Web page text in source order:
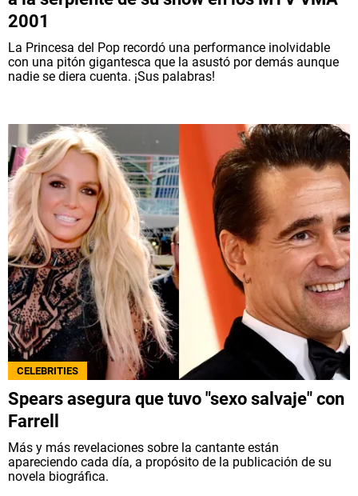
2001
La Princesa del Pop recordó una performance inolvidable
con una pitón gigantesca que la asustó por demás aunque
nadie se diera cuenta. ¡Sus palabras!
CELEBRITIES
Spears asegura que tuvo "sexo salvaje" con
Farrell
Más y más revelaciones sobre la cantante están
apareciendo cada día, a propósito de la publicación de su
novela biográfica.